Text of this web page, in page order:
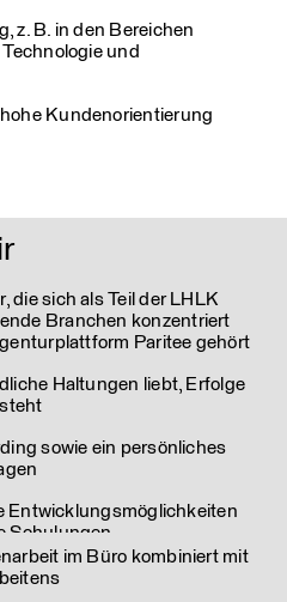
z. B. in den Bereichen
und
Kundenorientierung
die sich als Teil der LHLK
Branchen konzentriert
Paritee gehört
Haltungen liebt, Erfolge
sowie ein persönliches
Entwicklungsmöglichkeiten
Schulungen
im Büro kombiniert mit